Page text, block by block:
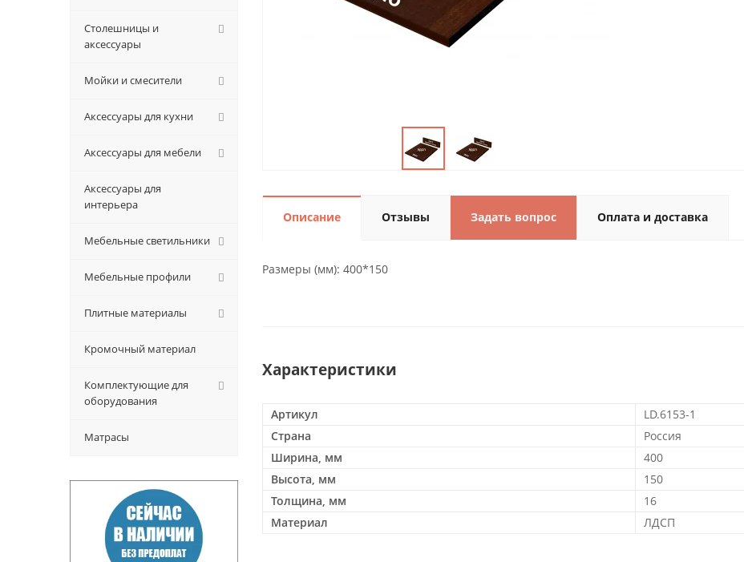
Описание Отзывы Задать вопрос Оплата и доставка
Размеры (мм): 400*150
Характеристики
Артикул
LD.6153-1
Страна
Россия
Ширина, мм
400
Высота, мм
150
Толщина, мм
16
Материал
ЛДСП
Столешницы и
аксессуары
Мойки и смесители
Аксессуары для кухни
Аксессуары для мебели
Аксессуары для
интерьера
Мебельные светильники
Мебельные профили
Плитные материалы
Кромочный материал
Комплектующие для
оборудования
Матрасы